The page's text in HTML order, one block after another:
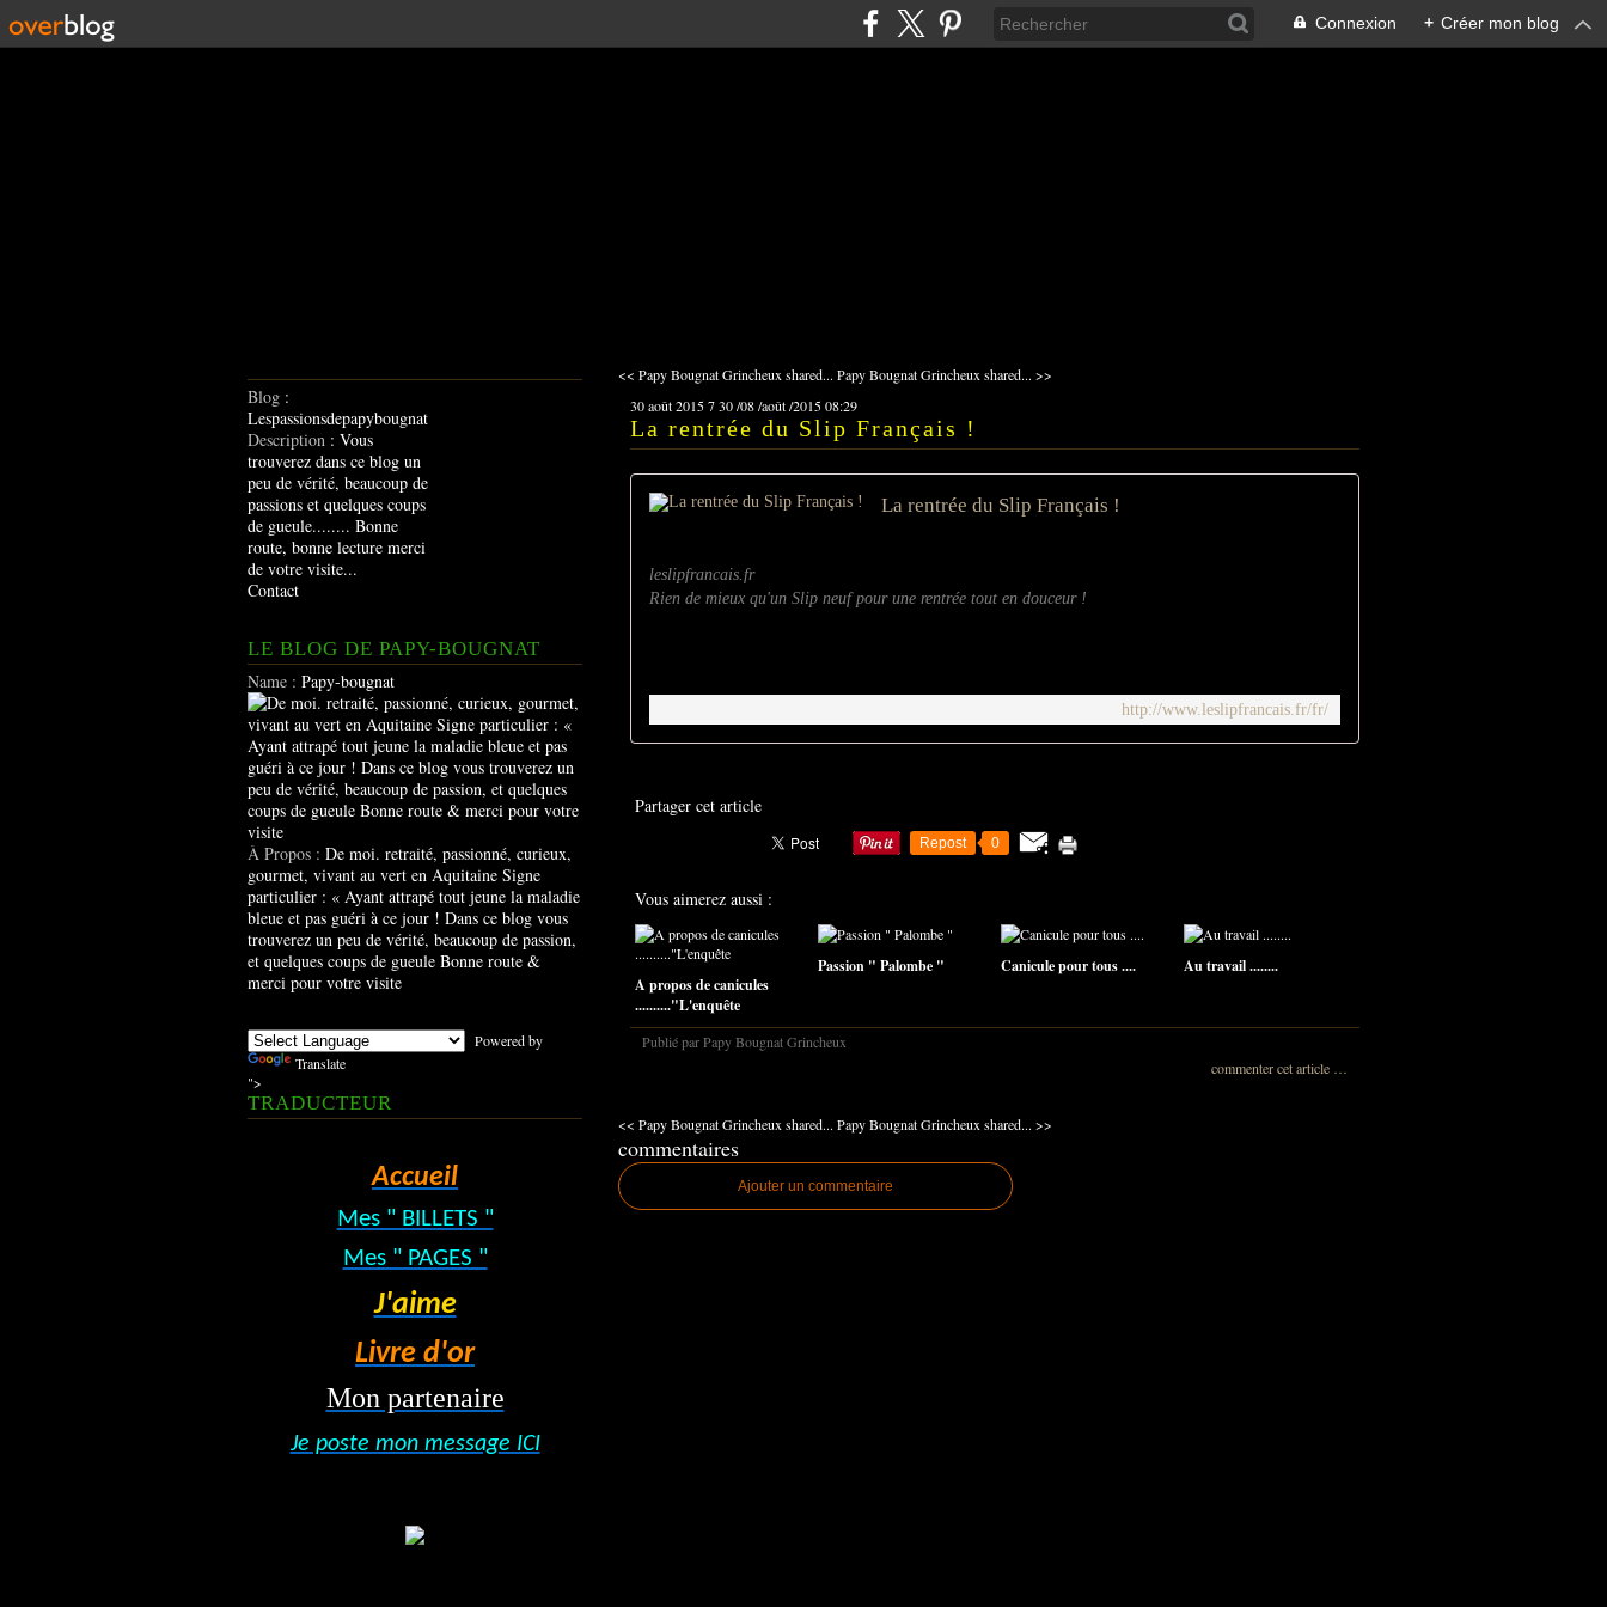
Connexion + Créer mon blog
Blog :
Lespassionsdepapybougnat
Description : Vous
trouverez dans ce blog un
peu de vérité, beaucoup de
passions et quelques coups
de gueule........ Bonne
route, bonne lecture merci
de votre visite...
Contact
LE BLOG DE PAPY-BOUGNAT
Name : Papy-bougnat
À Propos : De moi. retraité, passionné, curieux,
gourmet, vivant au vert en Aquitaine Signe
particulier : « Ayant attrapé tout jeune la maladie
bleue et pas guéri à ce jour ! Dans ce blog vous
trouverez un peu de vérité, beaucoup de passion,
et quelques coups de gueule Bonne route &
merci pour votre visite
Powered by
Translate
">
TRADUCTEUR
Accueil
Mes " BILLETS "
Mes " PAGES "
J'aime
Livre d'or
Mon partenaire
Je poste mon message ICI
<< Papy Bougnat Grincheux shared... Papy Bougnat Grincheux shared... >>
30 août 2015730/08/août/201508:29
La rentrée du Slip Français !
La rentrée du Slip Français !
leslipfrancais.fr
Rien de mieux qu'un Slip neuf pour une rentrée tout en douceur !
http://www.leslipfrancais.fr/fr/
Partager cet article
Repost 0
Vous aimerez aussi :
A propos de canicules
.........."L'enquête
Passion " Palombe " Canicule pour tous .... Au travail ........
Publié par Papy Bougnat Grincheux
commenter cet article
<< Papy Bougnat Grincheux shared... Papy Bougnat Grincheux shared... >>
commentaires
Ajouter un commentaire